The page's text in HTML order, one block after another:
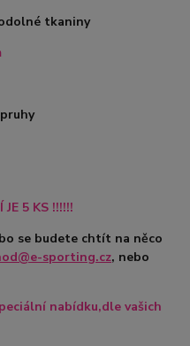
tkaniny
JE 5 KS !!!!!!
se budete chtít na něco
sporting.cz, nebo
nabídku,dle vašich